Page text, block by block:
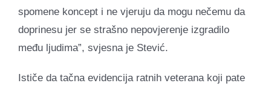
spomene koncept i ne vjeruju da mogu nečemu da
doprinesu jer se strašno nepovjerenje izgradilo
među ljudima”, svjesna je Stević.
Ističe da tačna evidencija ratnih veterana koji pate